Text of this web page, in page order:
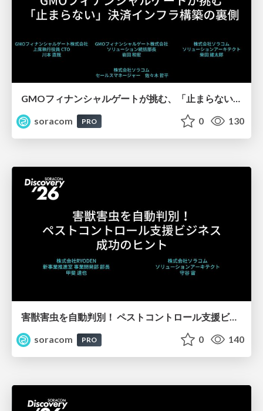
soracom
PRO 0 130
害獣害虫を自動判別！ ペストコントロール支援ビジネス成功のヒント【SORACOM Discovery 2026】
soracom
PRO 0 140